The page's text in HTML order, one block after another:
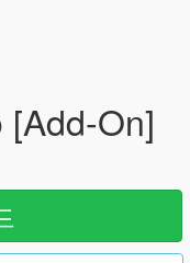
On]